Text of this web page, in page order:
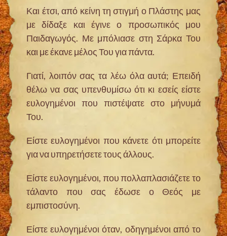
Και έτσι, από κείνη τη στιγμή ο Πλάστης μας
με δίδαξε και έγινε ο προσωπικός μου
Παιδαγωγός. Με μπόλιασε στη Σάρκα Του
και με έκανε μέλος Του για πάντα.
Γιατί, λοιπόν σας τα λέω όλα αυτά; Επειδή
θέλω να σας υπενθυμίσω ότι κι εσείς είστε
ευλογημένοι που πιστέψατε στο μήνυμά
Του.
Είστε ευλογημένοι που κάνετε ότι μπορείτε
για να υπηρετήσετε τους άλλους.
Είστε ευλογημένοι, που πολλαπλασιάζετε το
τάλαντο που σας έδωσε ο Θεός με
εμπιστοσύνη.
Είστε ευλογημένοι όταν, οδηγημένοι από το